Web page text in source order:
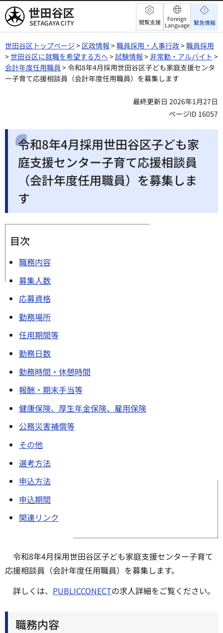
世田谷区 閲覧支援
Foreign
Language 緊急情報
世田谷区トップページ > 区政情報 >職員採用・人事行政>職員採用
>世田谷区に就職を希望する方へ >試験情報 >非常勤・アルバイト >
会計年度任用職員 > 令和8年4月採用世田谷区子ども家庭支援センタ
ー子育て応援相談員（会計年度任用職員）を募集します
最終更新日 2026年1月27日
ページID 16057
令和8年4月採用世田谷区子ども家
庭支援センター子育て応援相談員
（会計年度任用職員）を募集しま
す
目次
職務内容
募集人数
応募資格
勤務場所
任用期間等
勤務日数
勤務時間・休憩時間
報酬・期末手当等
健康保険、厚生年金保険、雇用保険
公務災害補償等
その他
選考方法
申込方法
申込期間
関連リンク
令和8年4月採用世田谷区子ども家庭支援センター子育て
応援相談員（会計年度任用職員）を募集します。
詳しくは、 PUBLICCONECTの求人詳細をご覧ください。
職務内容